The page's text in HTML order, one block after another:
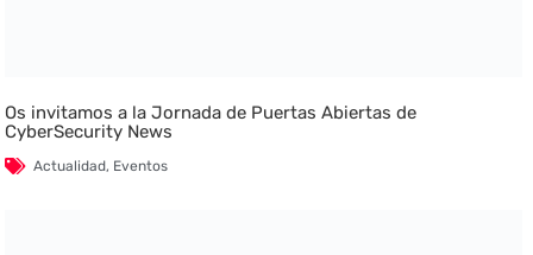
Os invitamos a la Jornada de Puertas Abiertas de
CyberSecurity News
Actualidad, Eventos